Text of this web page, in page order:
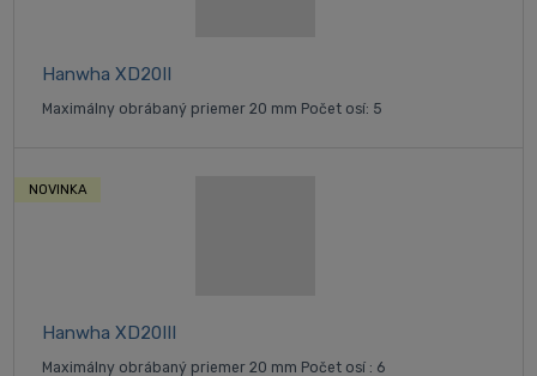
Hanwha XD20II
Maximálny obrábaný priemer 20 mm Počet osí: 5
Hanwha XD20III
Maximálny obrábaný priemer 20 mm Počet osí : 6
NOVINKA